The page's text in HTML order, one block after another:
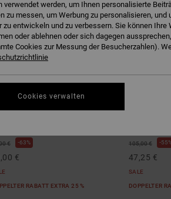
€ 63%
€
RABATT EXTRA 25 %
105,00 €
47,25 €
SALE
DOPPELTER
verwendet werden, um Ihnen personalisierte
zu messen, um Werbung zu personalisieren,
zu entwickeln und zu verbessern. Sie können
oder ablehnen oder sich dagegen
Cookies zur Messung der Besucherzahlen).
Cookies verwalten